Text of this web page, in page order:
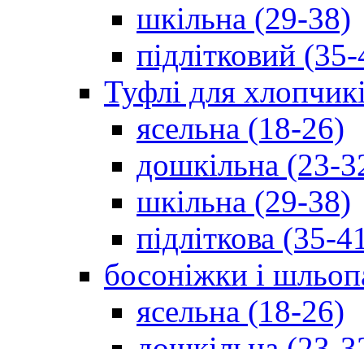
шкільна (29-38)
підлітковий
Туфлі для
ясельна (18-26)
дошкільна (23-
шкільна (29-38)
підліткова (35-
босоніжки і
ясельна (18-26)